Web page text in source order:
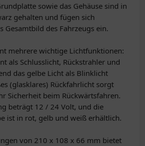
sowie das Gehäuse sind in
gehalten und fügen sich
Gesamtbild des Fahrzeugs ein.
mehrere wichtige Lichtfunktionen:
als Schlusslicht, Rückstrahler und
das gelbe Licht als Blinklicht
(glasklares) Rückfahrlicht sorgt
Sicherheit beim Rückwärtsfahren.
beträgt 12 / 24 Volt, und die
ist in rot, gelb und weiß erhältlich.
von 210 x 108 x 66 mm bietet